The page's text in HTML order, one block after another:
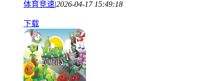
体育竞速|2026-04-17 15:49:18
下载